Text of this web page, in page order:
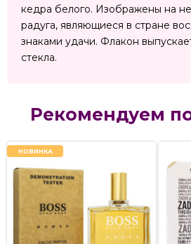
кедра белого. Изображены на
радуга, являющиеся в стране
знаками удачи. Флакон
стекла.
Рекомендуем
НОВИНКА